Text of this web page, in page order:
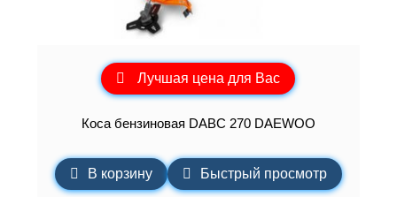
Лучшая цена для Вас
Коса бензиновая DABC 270 DAEWOO
В корзину Быстрый просмотр